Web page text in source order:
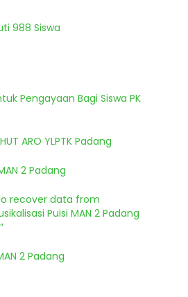
988 Siswa
Pengayaan Bagi Siswa PK
ARO YLPTK Padang
2 Padang
recover data from
Puisi MAN 2 Padang
2 Padang